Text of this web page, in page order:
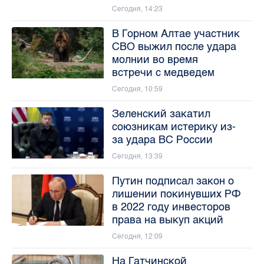
Сегодня, 14:23
В Горном Алтае участник
СВО выжил после удара
молнии во время
встречи с медведем
Сегодня, 10:59
Зеленский закатил
союзникам истерику из-
за удара ВС России
Сегодня, 13:39
Путин подписал закон о
лишении покинувших РФ
в 2022 году инвесторов
права на выкуп акций
Сегодня, 12:09
На Гатчинской